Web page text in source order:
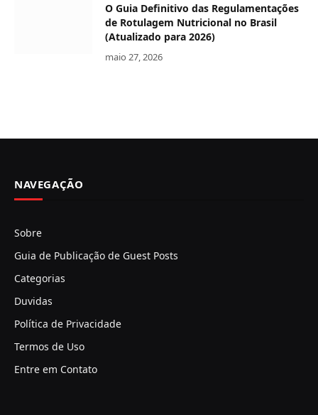
O Guia Definitivo das Regulamentações
de Rotulagem Nutricional no Brasil
(Atualizado para 2026)
maio 27, 2026
NAVEGAÇÃO
Sobre
Guia de Publicação de Guest Posts
Categorias
Duvidas
Política de Privacidade
Termos de Uso
Entre em Contato